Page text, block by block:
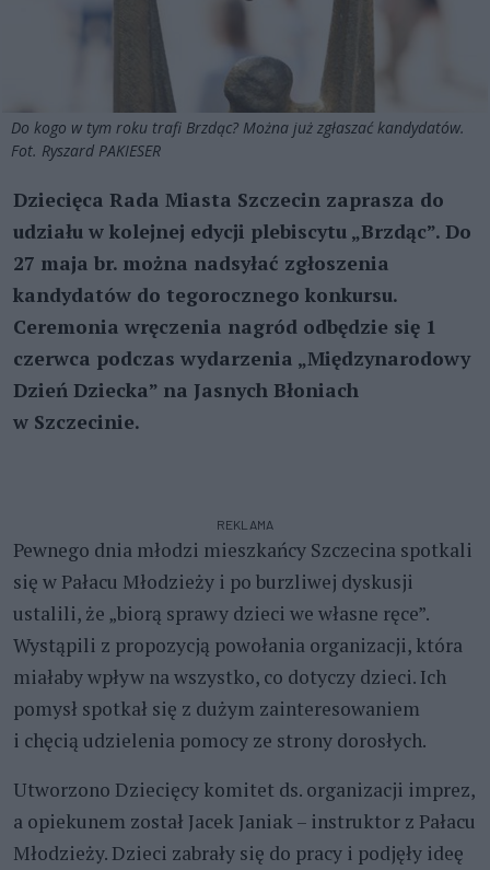
Do kogo w tym roku trafi Brzdąc? Można już zgłaszać kandydatów.
Fot. Ryszard PAKIESER
Dziecięca Rada Miasta Szczecin zaprasza do
udziału w kolejnej edycji plebiscytu „Brzdąc”. Do
27 maja br. można nadsyłać zgłoszenia
kandydatów do tegorocznego konkursu.
Ceremonia wręczenia nagród odbędzie się 1
czerwca podczas wydarzenia „Międzynarodowy
Dzień Dziecka” na Jasnych Błoniach
w Szczecinie.
REKLAMA
Pewnego dnia młodzi mieszkańcy Szczecina spotkali
się w Pałacu Młodzieży i po burzliwej dyskusji
ustalili, że „biorą sprawy dzieci we własne ręce”.
Wystąpili z propozycją powołania organizacji, która
miałaby wpływ na wszystko, co dotyczy dzieci. Ich
pomysł spotkał się z dużym zainteresowaniem
i chęcią udzielenia pomocy ze strony dorosłych.
Utworzono Dziecięcy komitet ds. organizacji imprez,
a opiekunem został Jacek Janiak – instruktor z Pałacu
Młodzieży. Dzieci zabrały się do pracy i podjęły ideę